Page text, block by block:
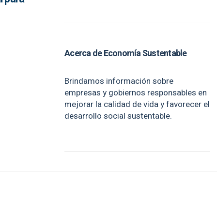
Acerca de Economía Sustentable
Brindamos información sobre
empresas y gobiernos responsables en
mejorar la calidad de vida y favorecer el
desarrollo social sustentable.